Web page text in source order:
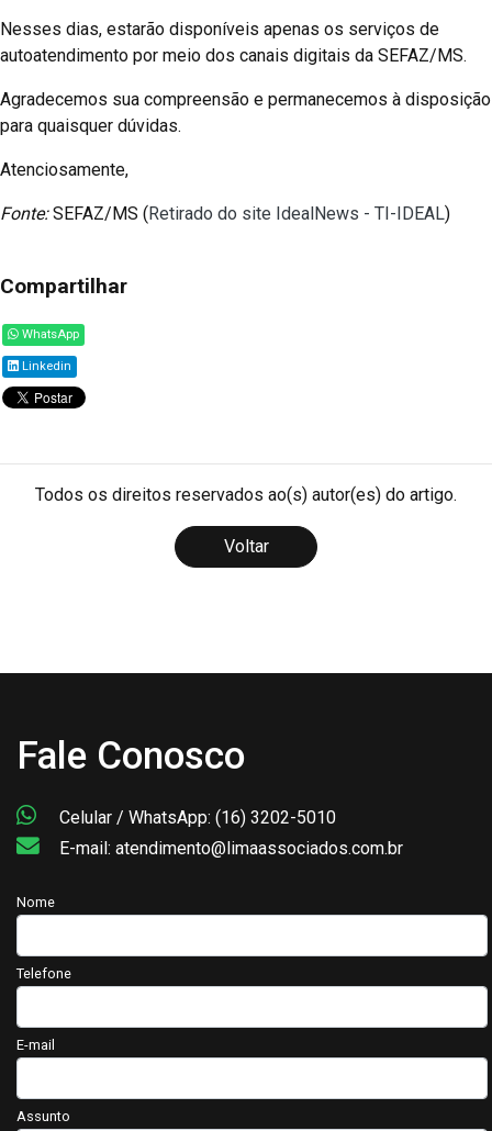
Nesses dias, estarão disponíveis apenas os serviços de
autoatendimento por meio dos canais digitais da SEFAZ/MS.
Agradecemos sua compreensão e permanecemos à disposição
para quaisquer dúvidas.
Atenciosamente,
Fonte:SEFAZ/MS (Retirado do site IdealNews - TI-IDEAL)
Compartilhar
WhatsApp
Linkedin
Todos os direitos reservados ao(s) autor(es) do artigo.
Voltar
Fale Conosco
Celular / WhatsApp: (16) 3202-5010
E-mail: atendimento@limaassociados.com.br
Nome
Telefone
E-mail
Assunto